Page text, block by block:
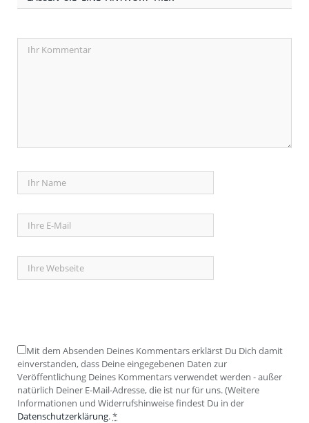
Mit dem Absenden Deines Kommentars erklärst Du Dich damit
einverstanden, dass Deine eingegebenen Daten zur
Veröffentlichung Deines Kommentars verwendet werden - außer
natürlich Deiner E-Mail-Adresse, die ist nur für uns. (Weitere
Informationen und Widerrufshinweise findest Du in der
Datenschutzerklärung.*